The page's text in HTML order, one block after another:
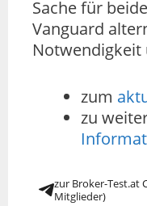
Sache für
Vanguard
Notwendigkeit
zum
zu
zur Broker-Test.at
Mitglieder)